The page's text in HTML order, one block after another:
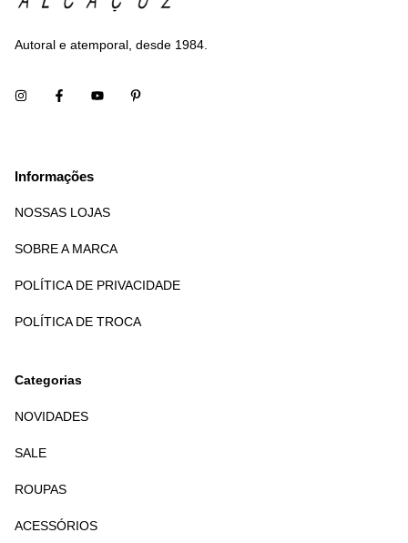
Autoral e atemporal, desde 1984.
Informações
NOSSAS LOJAS
SOBRE A MARCA
POLÍTICA DE PRIVACIDADE
POLÍTICA DE TROCA
Categorias
NOVIDADES
SALE
ROUPAS
ACESSÓRIOS